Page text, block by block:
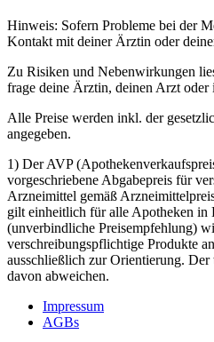
Hinweis: Sofern Probleme bei der
Kontakt mit deiner Ärztin oder
Zu Risiken und Nebenwirkungen
frage deine Ärztin, deinen Arzt oder
Alle Preise werden inkl. der
angegeben.
1) Der AVP
vorgeschriebene Abgabepreis für
Arzneimittel gemäß
gilt einheitlich für alle Apotheken in
(unverbindliche Preisempfehlung)
verschreibungspflichtige Produkte
ausschließlich zur Orientierung. Der
davon abweichen.
Impressum
AGBs